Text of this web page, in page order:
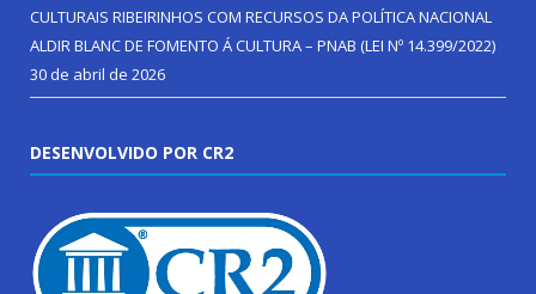
CULTURAIS RIBEIRINHOS COM RECURSOS DA POLÍTICA NACIONAL
ALDIR BLANC DE FOMENTO Á CULTURA – PNAB (LEI Nº 14.399/2022)
30 de abril de 2026
DESENVOLVIDO POR CR2